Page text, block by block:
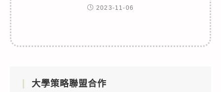
2023-11-06
大學策略聯盟合作